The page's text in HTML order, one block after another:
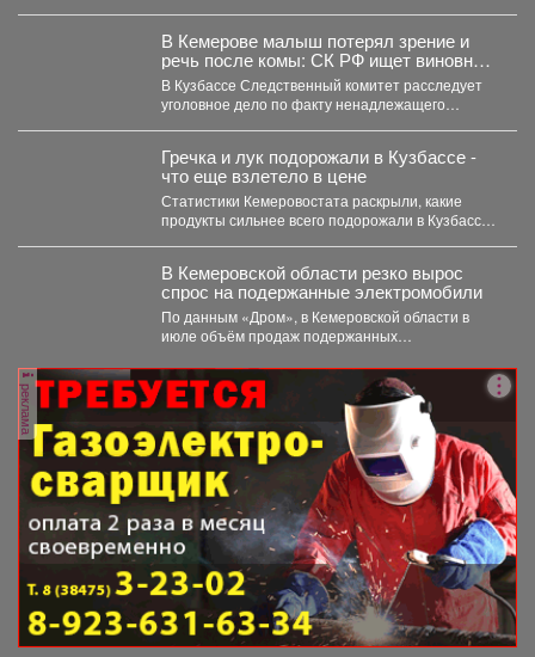
В Кемерове малыш потерял зрение и
речь после комы: СК РФ ищет виновных
в искалеченном детстве
В Кузбассе Следственный комитет расследует
уголовное дело по факту ненадлежащего
Гречка и лук подорожали в Кузбассе -
что еще взлетело в цене
Статистики Кемеровостата раскрыли, какие
продукты сильнее всего подорожали в Кузбассе
В Кемеровской области резко вырос
спрос на подержанные электромобили
По данным «Дром», в Кемеровской области в
июле объём продаж подержанных
реклама